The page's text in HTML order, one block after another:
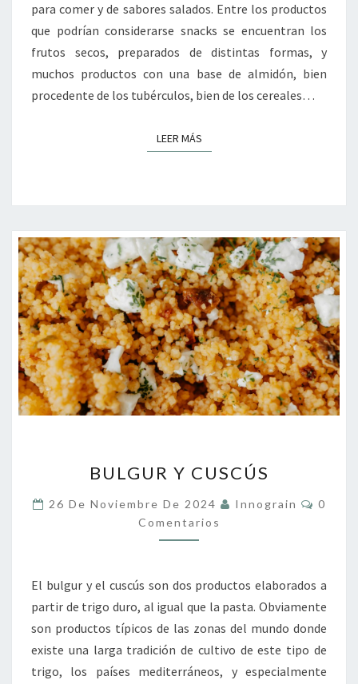
para comer y de sabores salados. Entre los productos
que podrían considerarse snacks se encuentran los
frutos secos, preparados de distintas formas, y
muchos productos con una base de almidón, bien
procedente de los tubérculos, bien de los cereales…
LEER MÁSLEER MÁS
Y
CUSCÚS
BULGUR Y CUSCÚS
26 De Noviembre De 2024 Innograin
0
Comentarios
El bulgur y el cuscús son dos productos elaborados a
partir de trigo duro, al igual que la pasta. Obviamente
son productos típicos de las zonas del mundo donde
existe una larga tradición de cultivo de este tipo de
trigo, los países mediterráneos, y especialmente